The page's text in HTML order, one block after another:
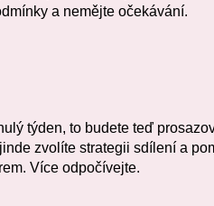
a nemějte očekávání.
týden, to budete teď
zvolíte strategii sdílení a
Více odpočívejte.